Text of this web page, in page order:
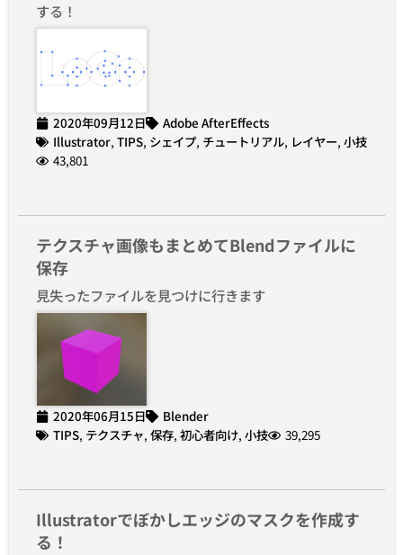
する！
2020年09月12日
Adobe AfterEffects
Illustrator, TIPS, シェイプ, チュートリアル, レイヤー, 小技
43,801
テクスチャ画像もまとめてBlendファイルに
保存
見失ったファイルを見つけに行きます
2020年06月15日
Blender
TIPS, テクスチャ, 保存, 初心者向け, 小技 39,295
Illustratorでぼかしエッジのマスクを作成す
る！